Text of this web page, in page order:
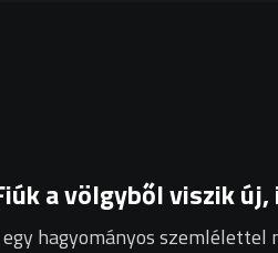
a völgyből viszik
hagyományos